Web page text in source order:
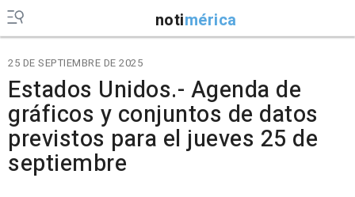
notimérica
25 DE SEPTIEMBRE DE 2025
Estados Unidos.- Agenda de
gráficos y conjuntos de datos
previstos para el jueves 25 de
septiembre